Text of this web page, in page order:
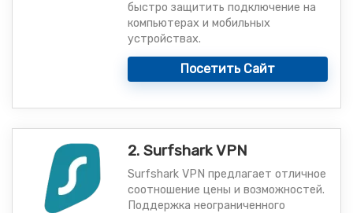
быстро защитить подключение на
компьютерах и мобильных
устройствах.
Посетить Сайт
2. Surfshark VPN
Surfshark VPN предлагает отличное
соотношение цены и возможностей.
Поддержка неограниченного